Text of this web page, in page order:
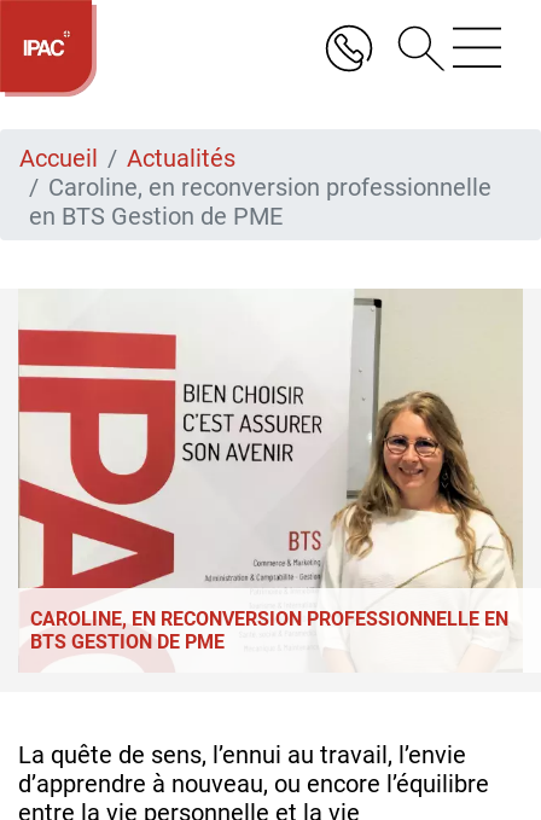
Aller
contenu
Accueil
Actualités
Caroline, en reconversion professionnelle
en BTS Gestion de PME
CAROLINE, EN RECONVERSION PROFESSIONNELLE EN
BTS GESTION DE PME
La quête de sens, l’ennui au travail, l’envie
d’apprendre à nouveau, ou encore l’équilibre
entre la vie personnelle et la vie